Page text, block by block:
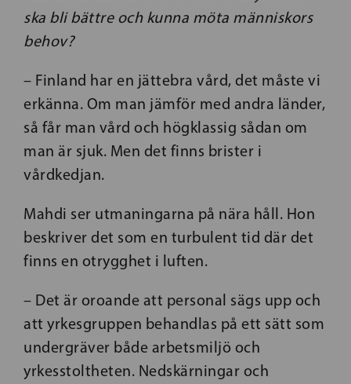
ska bli bättre och kunna möta människors
behov?
– Finland har en jättebra vård, det måste vi
erkänna. Om man jämför med andra länder,
så får man vård och högklassig sådan om
man är sjuk. Men det finns brister i
vårdkedjan.
Mahdi ser utmaningarna på nära håll. Hon
beskriver det som en turbulent tid där det
finns en otrygghet i luften.
– Det är oroande att personal sägs upp och
att yrkesgruppen behandlas på ett sätt som
undergräver både arbetsmiljö och
yrkesstoltheten. Nedskärningar och